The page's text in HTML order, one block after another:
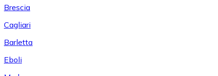
Brescia
Cagliari
Barletta
Eboli